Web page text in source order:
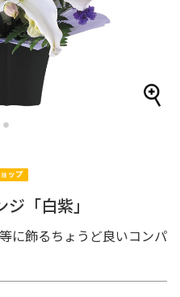
2
「白紫」
に飾るちょうど良いコンパ